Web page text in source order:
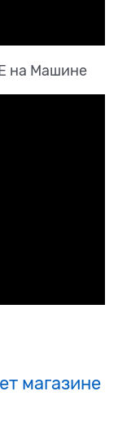
на Машине
магазине